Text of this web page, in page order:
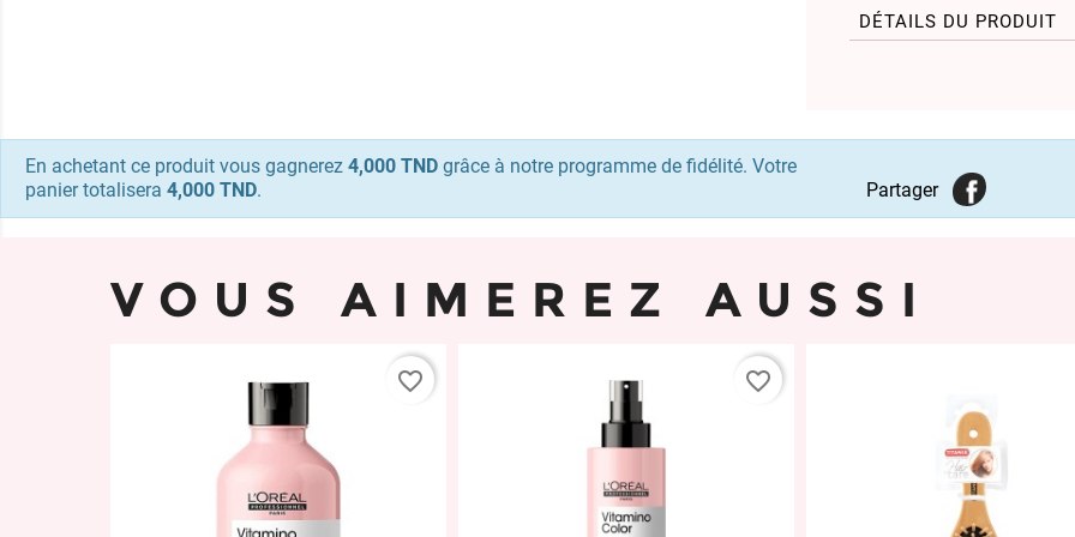
DÉTAILS DU PRODUIT
Partager
En achetant ce produit vous gagnerez 4,000 TND grâce à notre programme de fidélité. Votre
panier totalisera 4,000 TND.
VOUS AIMEREZ AUSSI
favorite_border favorite_border